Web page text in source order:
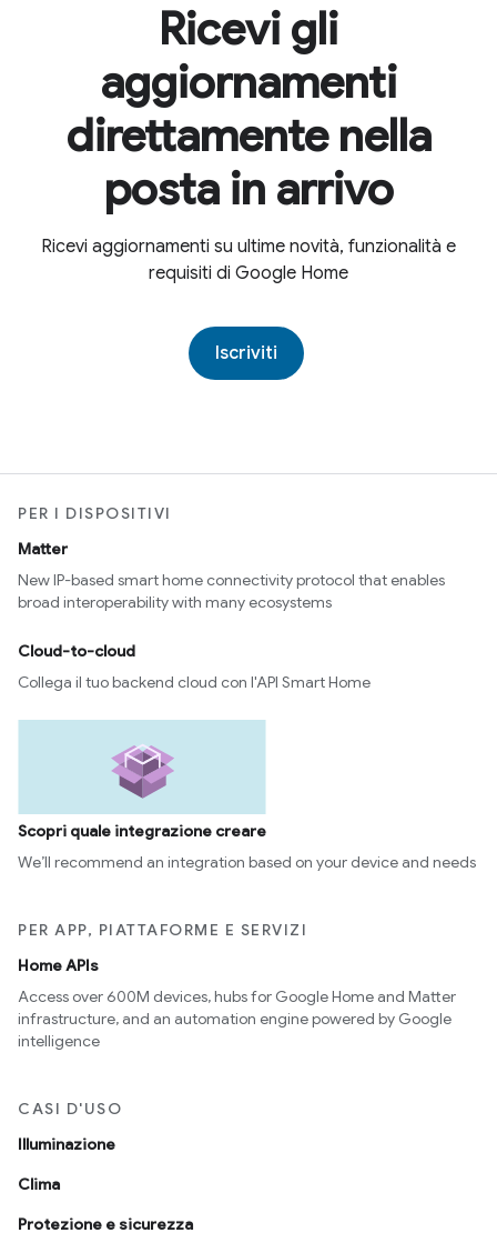
Ricevi gli
aggiornamenti
direttamente nella
posta in arrivo
Ricevi aggiornamenti su ultime novità, funzionalità e
requisiti di Google Home
Iscriviti
PER I DISPOSITIVI
Matter
New IP-based smart home connectivity protocol that enables
broad interoperability with many ecosystems
Cloud-to-cloud
Collega il tuo backend cloud con l'API Smart Home
Scopri quale integrazione creare
We’ll recommend an integration based on your device and needs
PER APP, PIATTAFORME E SERVIZI
Home APIs
Access over 600M devices, hubs for Google Home and Matter
infrastructure, and an automation engine powered by Google
intelligence
CASI D'USO
Illuminazione
Clima
Protezione e sicurezza